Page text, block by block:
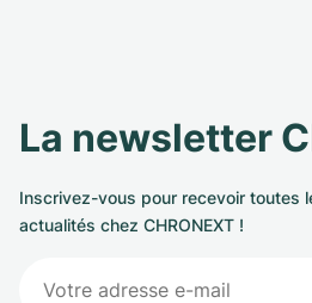
La newsletter
Inscrivez-vous pour recevoir toutes
actualités chez CHRONEXT !